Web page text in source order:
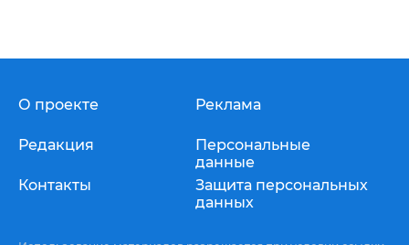
О проекте
Редакция
Контакты
Реклама
Персональные
данные
Защита персональных
данных